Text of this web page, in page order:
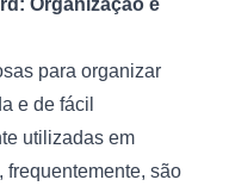
Organização e
para organizar
e de fácil
utilizadas em
frequentemente, são